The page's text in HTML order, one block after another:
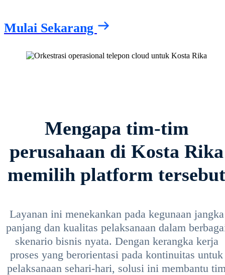
Mulai Sekarang
Mengapa tim-tim
perusahaan di Kosta Rika
memilih platform tersebut
Layanan ini menekankan pada kegunaan jangka
panjang dan kualitas pelaksanaan dalam
skenario bisnis nyata. Dengan kerangka kerja
proses yang berorientasi pada kontinuitas untuk
pelaksanaan sehari-hari, solusi ini membantu